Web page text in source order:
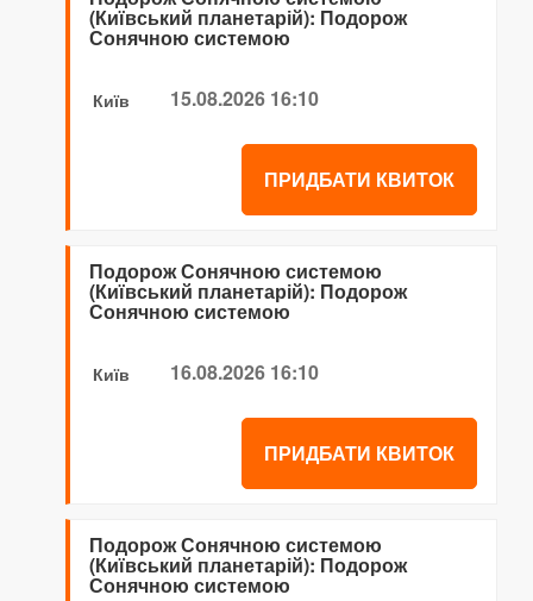
(Київський планетарій): Подорож
Сонячною системою
Київ 15.08.2026 16:10
ПРИДБАТИ КВИТОК
Подорож Сонячною системою
(Київський планетарій): Подорож
Сонячною системою
Київ 16.08.2026 16:10
ПРИДБАТИ КВИТОК
Подорож Сонячною системою
(Київський планетарій): Подорож
Сонячною системою